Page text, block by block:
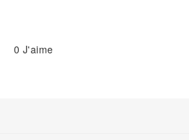
0 J'aime